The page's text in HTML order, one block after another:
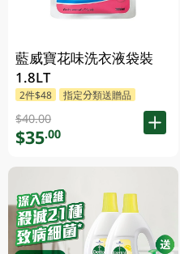
藍威寶花味洗衣液袋裝
1.8LT
2件$48 指定分類送贈品
$40.00
$35.00